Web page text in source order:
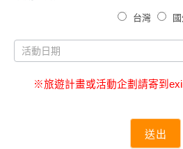
台灣
※旅遊計畫或活動企劃請寄到
送出